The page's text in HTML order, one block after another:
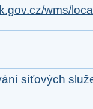
wms/
síťových